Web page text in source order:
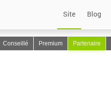
Site Blog
Conseillé Premium Partenaire